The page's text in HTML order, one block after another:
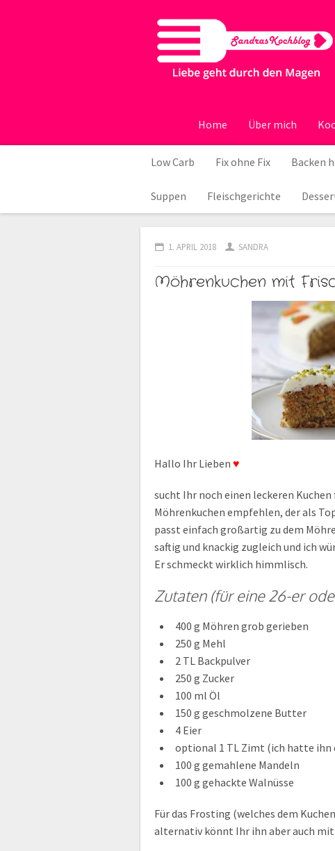
Home Über mich
Low Carb Fix ohne Fix Backen
Suppen Fleischgerichte
1. APRIL 2018 SANDRA
Möhrenkuchen mit
Hallo Ihr Lieben ♥
sucht Ihr noch einen leckeren
Möhrenkuchen empfehlen, der als
passt einfach großartig zu dem
saftig und knackig zugleich und ich
Er schmeckt wirklich himmlisch.
Zutaten (für eine 26-er
400 g Möhren grob gerieben
250 g Mehl
2 TL Backpulver
250 g Zucker
100 ml Öl
150 g geschmolzene Butter
4 Eier
optional 1 TL Zimt (ich hatte ihn
100 g gemahlene Mandeln
100 g gehackte Walnüsse
Für das Frosting (welches dem
alternativ könnt Ihr ihn aber auch